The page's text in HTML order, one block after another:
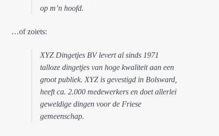
op m’n hoofd.
…of zoiets:
XYZ Dingetjes BV levert al sinds 1971
talloze dingetjes van hoge kwaliteit aan een
groot publiek. XYZ is gevestigd in Bolsward,
heeft ca. 2.000 medewerkers en doet allerlei
geweldige dingen voor de Friese
gemeenschap.